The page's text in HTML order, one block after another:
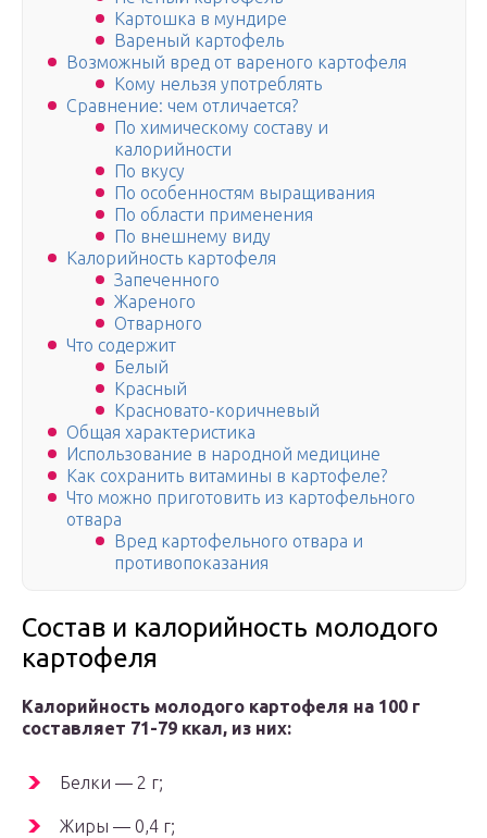
Картошка в мундире
Вареный картофель
Возможный вред от вареного картофеля
Кому нельзя употреблять
Сравнение: чем отличается?
По химическому составу и
калорийности
По вкусу
По особенностям выращивания
По области применения
По внешнему виду
Калорийность картофеля
Запеченного
Жареного
Отварного
Что содержит
Белый
Красный
Красновато-коричневый
Общая характеристика
Использование в народной медицине
Как сохранить витамины в картофеле?
Что можно приготовить из картофельного
отвара
Вред картофельного отвара и
противопоказания
Состав и калорийность молодого
картофеля
Калорийность молодого картофеля на 100 г
составляет 71-79 ккал, из них:
Белки — 2 г;
Жиры — 0,4 г;